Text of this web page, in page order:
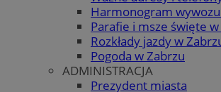
Harmonogram
Parafie i msze święte
Rozkłady jazdy w
Pogoda w Zabrzu
ADMINISTRACJA
Prezydent miasta